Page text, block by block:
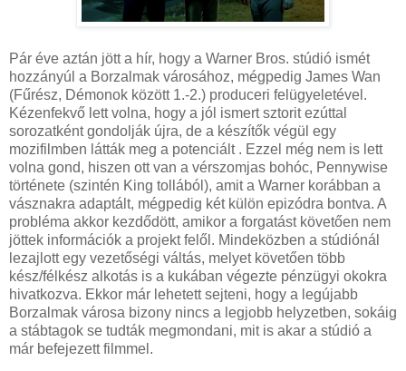
Pár éve aztán jött a hír, hogy a Warner Bros. stúdió ismét
hozzányúl a Borzalmak városához, mégpedig James Wan
(Fűrész, Démonok között 1.-2.) produceri felügyeletével.
Kézenfekvő lett volna, hogy a jól ismert sztorit ezúttal
sorozatként gondolják újra, de a készítők végül egy
mozifilmben látták meg a potenciált . Ezzel még nem is lett
volna gond, hiszen ott van a vérszomjas bohóc, Pennywise
története (szintén King tollából), amit a Warner korábban a
vásznakra adaptált, mégpedig két külön epizódra bontva. A
probléma akkor kezdődött, amikor a forgatást követően nem
jöttek információk a projekt felől. Mindeközben a stúdiónál
lezajlott egy vezetőségi váltás, melyet követően több
kész/félkész alkotás is a kukában végezte pénzügyi okokra
hivatkozva. Ekkor már lehetett sejteni, hogy a legújabb
Borzalmak városa bizony nincs a legjobb helyzetben, sokáig
a stábtagok se tudták megmondani, mit is akar a stúdió a
már befejezett filmmel.